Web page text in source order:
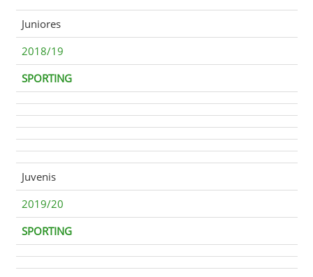
Juniores
2018/19
SPORTING
Juvenis
2019/20
SPORTING